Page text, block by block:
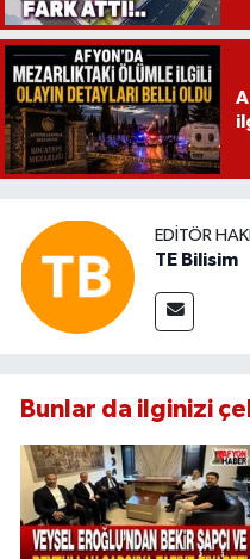
EDITÖR
TE Bilisim
Bunlar da ilginizi